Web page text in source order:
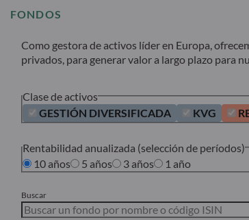
FONDOS
Como gestora de activos líder en Europa,
privados, para generar valor a largo plazo para
Clase de activos
GESTIÓN DIVERSIFICADA
KVG
Rentabilidad anualizada (selección de períodos)
10 años
5 años 3 años 1 año
Buscar